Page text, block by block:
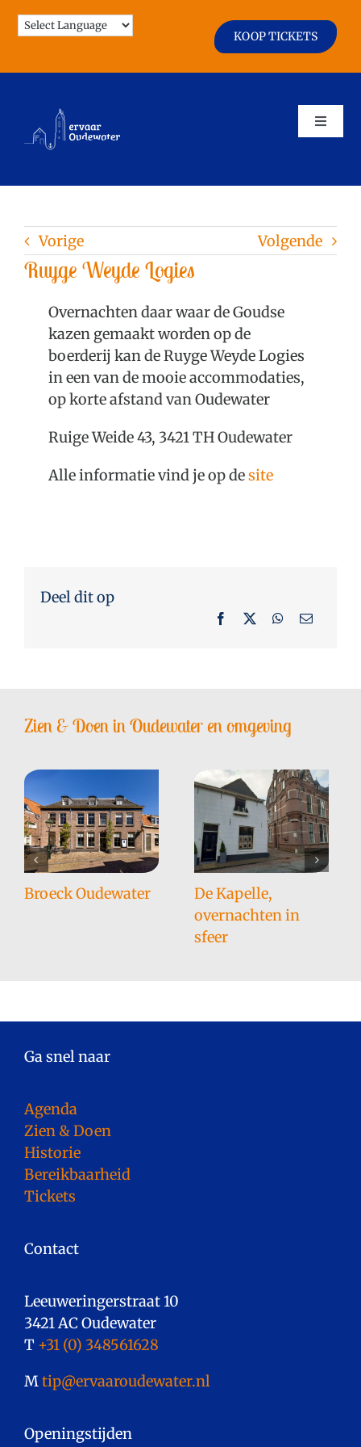
naar
KOOP TICKETS
Toggle
Zien & Doen
Horeca & Winkels
Over Oudewater
Vorige Volgende
Ruyge Weyde Logies
Overnachten daar waar de Goudse
kazen gemaakt worden op de
boerderij kan de Ruyge Weyde Logies
in een van de mooie accommodaties,
op korte afstand van Oudewater
Ruige Weide 43, 3421 TH Oudewater
Alle informatie vind je op desite
Deel dit op
Zien & Doen in Oudewater en omgeving
Broeck Oudewater
De Kapelle,
overnachten in
sfeer
Ga snel naar
Agenda
Zien & Doen
Historie
Bereikbaarheid
Tickets
Contact
Leeuweringerstraat 10
3421 AC Oudewater
T +31 (0) 348561628
Mtip@ervaaroudewater.nl
Openingstijden